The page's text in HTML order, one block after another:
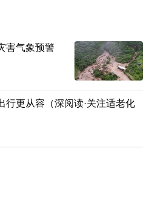
害气象预警
行更从容（深阅读·关注适老化